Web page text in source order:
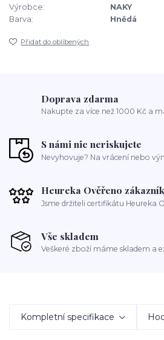
Výrobce:
NAKY
Barva:
Hnědá
Přidat do oblíbených
Doprava zdarma
Nakupte za více než 1000 Kč a
S námi nic neriskujete
Nevyhovuje? Na vrácení nebo
Heureka Ověřeno
Jsme držiteli certifikátu Heureka
Vše skladem
Veškeré zboží máme skladem a
Kompletní specifikace